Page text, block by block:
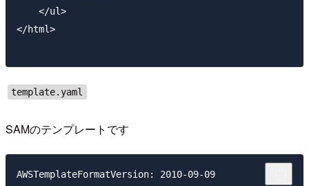
    </ul>
</html>
template.yaml
SAMのテンプレートです
AWSTemplateFormatVersion: 2010-09-09